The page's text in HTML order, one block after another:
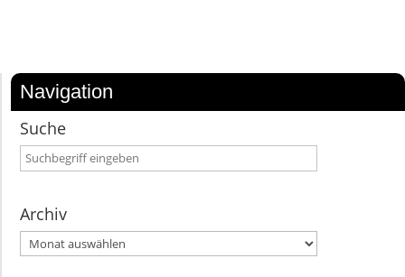
Navigation
Suche
Archiv
Archiv